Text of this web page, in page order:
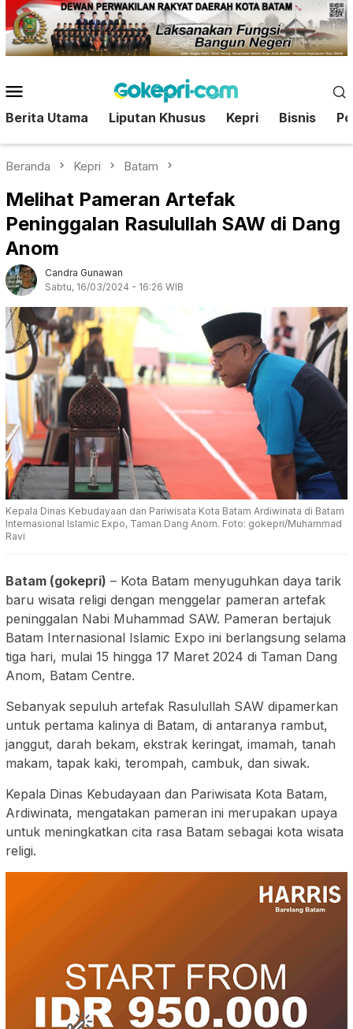
Loncat
ke
konten
Mobile
Berita Utama Liputan Khusus Kepri Bisnis
Beranda Kepri Batam
Melihat Pameran Artefak
Peninggalan Rasulullah SAW di Dang
Anom
Candra Gunawan
Sabtu, 16/03/2024 - 16:26 WIB
Kepala Dinas Kebudayaan dan Pariwisata Kota Batam Ardiwinata di Batam
Internasional Islamic Expo, Taman Dang Anom. Foto: gokepri/Muhammad
Ravi
Batam (gokepri) – Kota Batam menyuguhkan daya tarik
baru wisata religi dengan menggelar pameran artefak
peninggalan Nabi Muhammad SAW. Pameran bertajuk
Batam Internasional Islamic Expo ini berlangsung selama
tiga hari, mulai 15 hingga 17 Maret 2024 di Taman Dang
Anom, Batam Centre.
Sebanyak sepuluh artefak Rasulullah SAW dipamerkan
untuk pertama kalinya di Batam, di antaranya rambut,
janggut, darah bekam, ekstrak keringat, imamah, tanah
makam, tapak kaki, terompah, cambuk, dan siwak.
Kepala Dinas Kebudayaan dan Pariwisata Kota Batam,
Ardiwinata, mengatakan pameran ini merupakan upaya
untuk meningkatkan cita rasa Batam sebagai kota wisata
religi.